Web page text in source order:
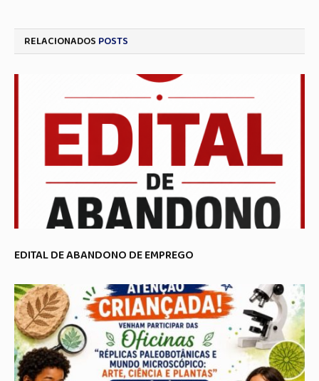
RELACIONADOS POSTS
EDITAL DE ABANDONO DE EMPREGO